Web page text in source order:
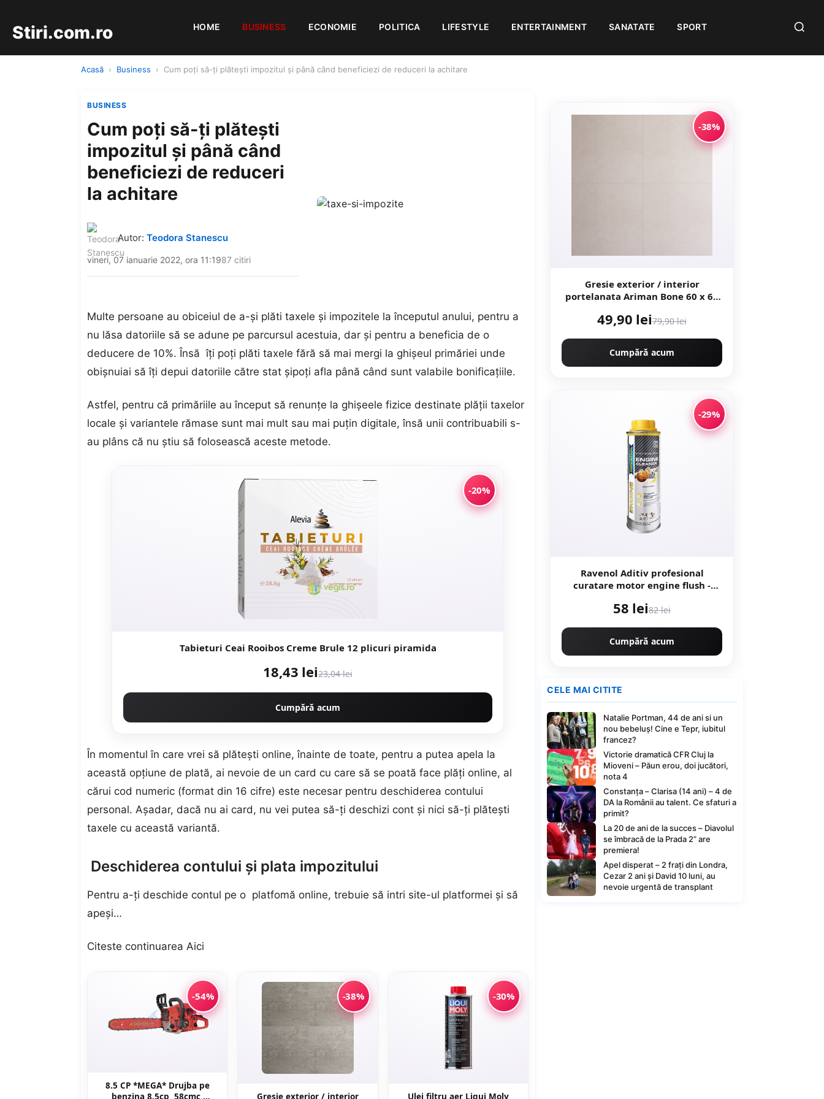
Stiri.com.ro HOME BUSINESS ECONOMIE POLITICA LIFESTYLE ENTERTAINMENT SANATATE SPORT
Acasă › Business › Cum poţi să-ți plătești impozitul și până când beneficiezi de reduceri la achitare
BUSINESS
Cum poţi să-ți plătești
impozitul și până când
beneficiezi de reduceri
la achitare
Autor: Teodora Stanescu
vineri, 07 ianuarie 2022, ora 11:1987 citiri
Multe persoane au obiceiul de a-și plăti taxele și impozitele la începutul anului, pentru a
nu lăsa datoriile să se adune pe parcursul acestuia, dar și pentru a beneficia de o
deducere de 10%. Însă îți poți plăti taxele fără să mai mergi la ghișeul primăriei unde
obișnuiai să îți depui datoriile către stat șipoţi afla până când sunt valabile bonificațiile.
Astfel, pentru că primăriile au început să renunțe la ghișeele fizice destinate plății taxelor
locale și variantele rămase sunt mai mult sau mai puțin digitale, însă unii contribuabili s-
au plâns că nu știu să folosească aceste metode.
-20%
Tabieturi Ceai Rooibos Creme Brule 12 plicuri piramida
18,43 lei23,04 lei
Cumpără acum
În momentul în care vrei să plăteşti online, înainte de toate, pentru a putea apela la
această opțiune de plată, ai nevoie de un card cu care să se poată face plăți online, al
cărui cod numeric (format din 16 cifre) este necesar pentru deschiderea contului
personal. Așadar, dacă nu ai card, nu vei putea să-ți deschizi cont și nici să-ți plătești
taxele cu această variantă.
Deschiderea contului și plata impozitului
Pentru a-ți deschide contul pe o platfomă online, trebuie să intri site-ul platformei și să
apeși…
Citeste continuarea Aici
-54%
8.5 CP *MEGA* Drujba pe
benzina 8.5cp, 58cmc,
-38%
Gresie exterior / interior
-30%
Ulei filtru aer Liqui Moly
-38%
Gresie exterior / interior
portelanata Ariman Bone 60 x 60
49,90 lei79,90 lei
Cumpără acum
-29%
Ravenol Aditiv profesional
curatare motor engine flush -
58 lei82 lei
Cumpără acum
CELE MAI CITITE
Natalie Portman, 44 de ani si un
nou bebeluș! Cine e Tepr, iubitul
francez?
Victorie dramatică CFR Cluj la
Mioveni – Păun erou, doi jucători,
nota 4
Constanța – Clarisa (14 ani) – 4 de
DA la Românii au talent. Ce sfaturi a
primit?
La 20 de ani de la succes – Diavolul
se îmbracă de la Prada 2” are
premiera!
Apel disperat – 2 frați din Londra,
Cezar 2 ani și David 10 luni, au
nevoie urgentă de transplant